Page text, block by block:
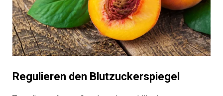
Regulieren den Blutzuckerspiegel